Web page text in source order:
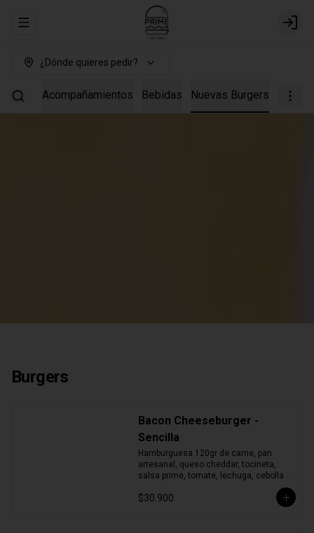
Abrir menu de navegación Login
¿Dónde quieres pedir?
Acompañamientos Bebidas Nuevas Burgers
Burgers
Bacon Cheeseburger -
Sencilla
Hamburguesa 120gr de carne, pan
artesanal, queso cheddar, tocineta,
salsa prime, tomate, lechuga, cebolla y
$30.900